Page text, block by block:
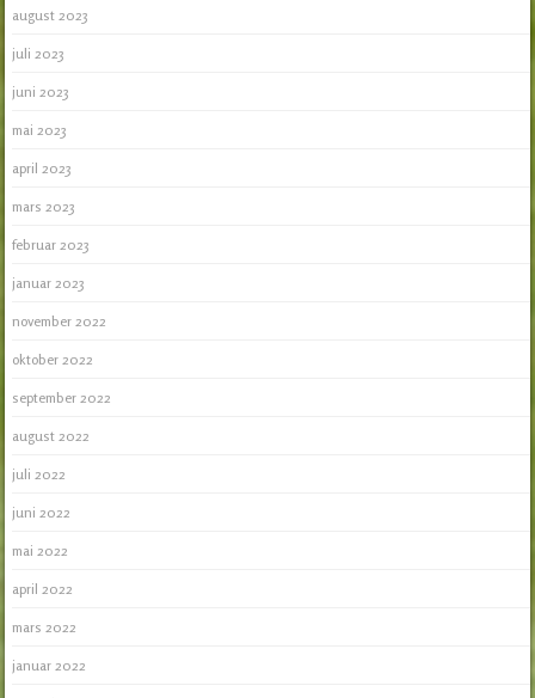
august 2023
juli 2023
juni 2023
mai 2023
april 2023
mars 2023
februar 2023
januar 2023
november 2022
oktober 2022
september 2022
august 2022
juli 2022
juni 2022
mai 2022
april 2022
mars 2022
januar 2022